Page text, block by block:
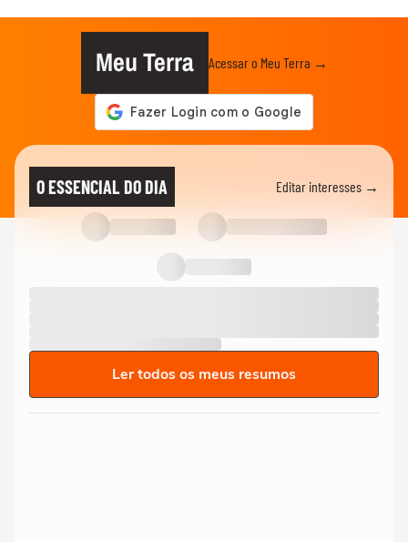
Meu Terra Acessar o Meu Terra →
O ESSENCIAL DO DIA Editar interesses →
Ler todos os meus resumos